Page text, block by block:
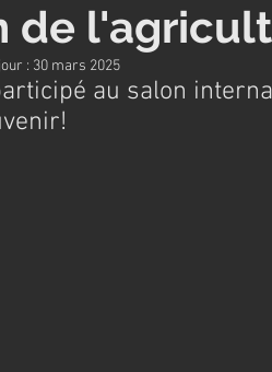
de
: 30 mars 2025
au salon